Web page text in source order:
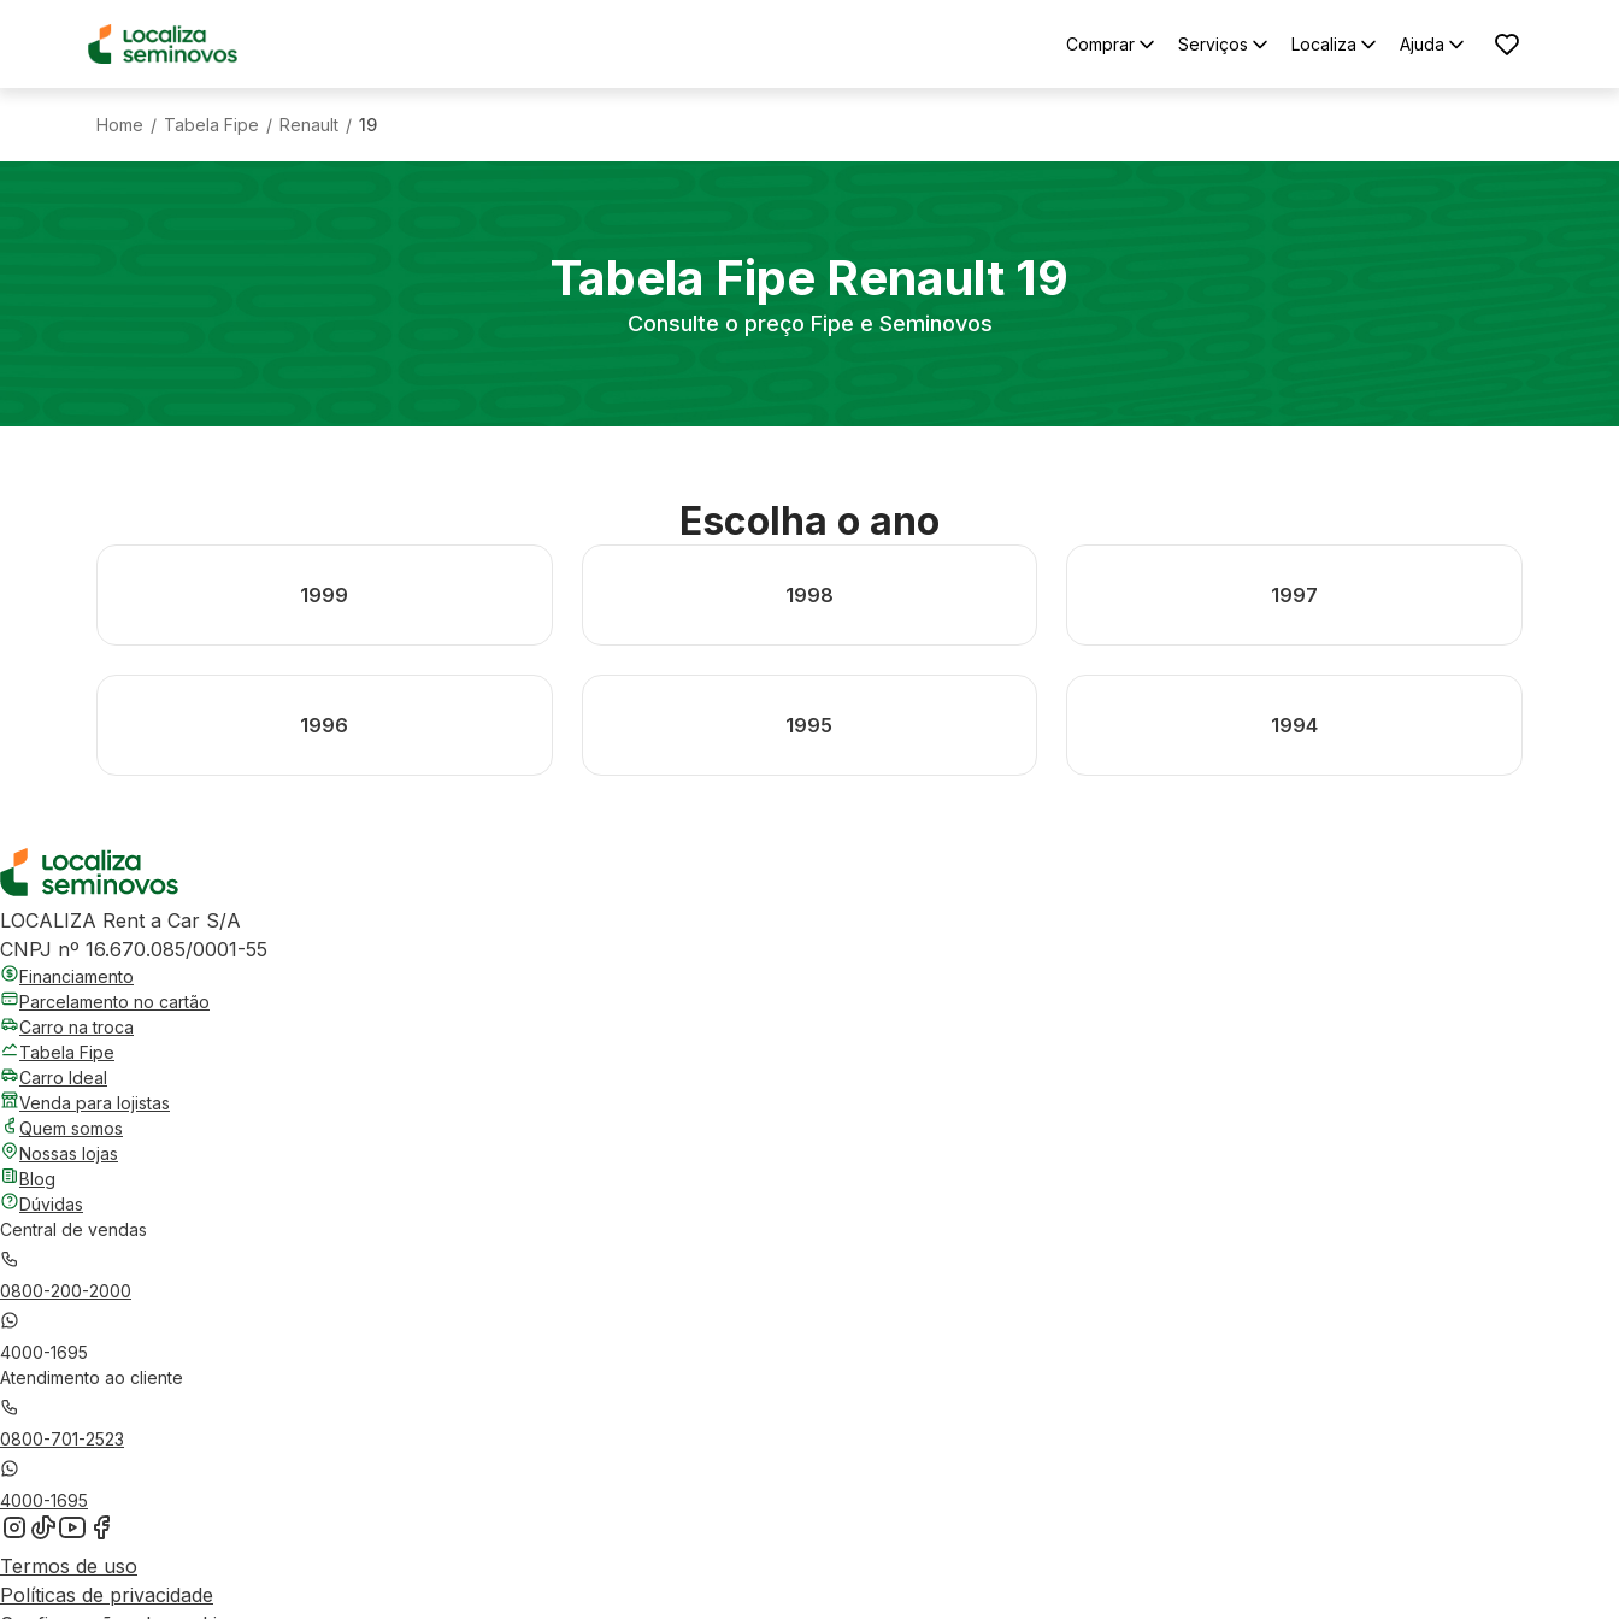
Comprar Serviços Localiza Ajuda
Home / Tabela Fipe / Renault / 19
Tabela Fipe Renault 19
Consulte o preço Fipe e Seminovos
Escolha o ano
1999 1998 1997
1996 1995 1994
LOCALIZA Rent a Car S/A
CNPJ nº 16.670.085/0001-55
Financiamento
Parcelamento no cartão
Carro na troca
Tabela Fipe
Carro Ideal
Venda para lojistas
Quem somos
Nossas lojas
Blog
Dúvidas
Central de vendas
0800-200-2000
4000-1695
Atendimento ao cliente
0800-701-2523
4000-1695
Termos de uso
Políticas de privacidade